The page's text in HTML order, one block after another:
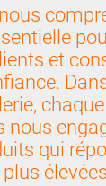
et
nous
qui